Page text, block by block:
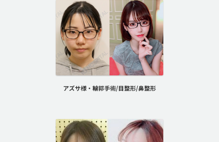
アズサ様・輪郭手術/目整形/鼻整形